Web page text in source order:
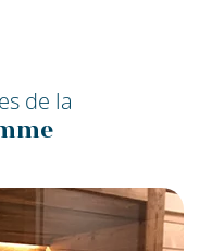
de la